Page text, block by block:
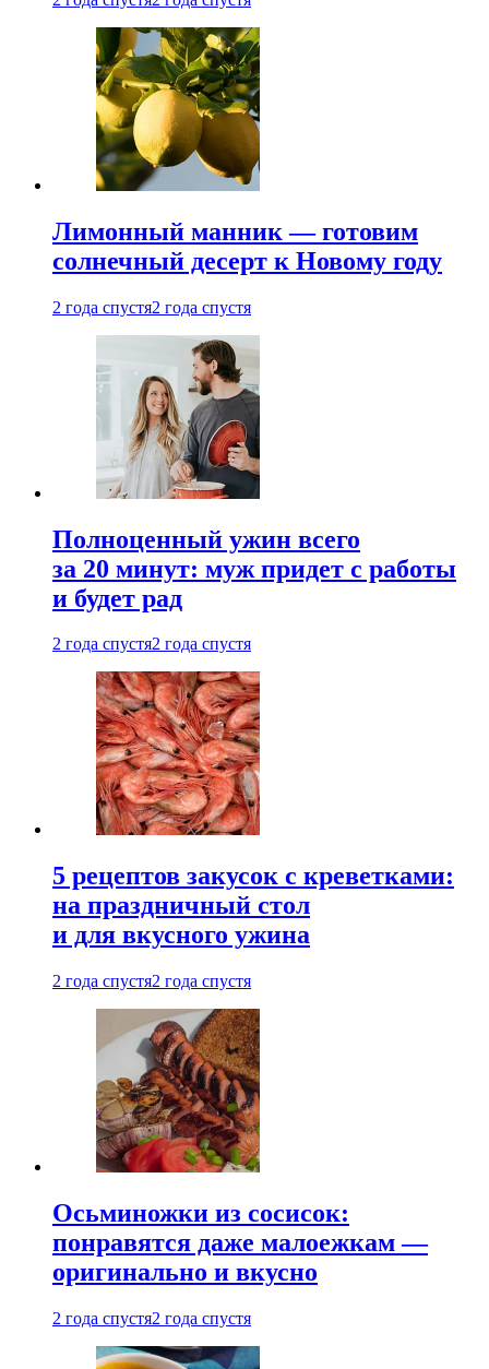
Лимонный манник — готовим
солнечный десерт к Новому году
2 года спустя2 года спустя
Полноценный ужин всего
за 20 минут: муж придет с работы
и будет рад
2 года спустя2 года спустя
5 рецептов закусок с креветками:
на праздничный стол
и для вкусного ужина
2 года спустя2 года спустя
Осьминожки из сосисок:
понравятся даже малоежкам —
оригинально и вкусно
2 года спустя2 года спустя